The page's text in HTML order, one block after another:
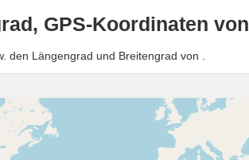
GPS-Koordinaten von
den Längengrad und Breitengrad von .